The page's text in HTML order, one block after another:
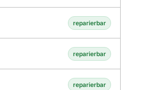
reparierbar
reparierbar
reparierbar